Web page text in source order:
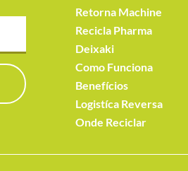
Retorna Machine
Recicla Pharma
Deixaki
Como Funciona
Benefícios
Logistíca Reversa
Onde Reciclar